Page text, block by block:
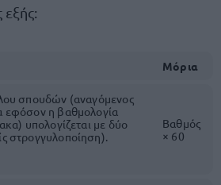
Μόρια
σπουδών (αναγόμενος
εφόσον η βαθμολογία
υπολογίζεται με δύο
στρογγυλοποίηση).
Βαθμός
× 60